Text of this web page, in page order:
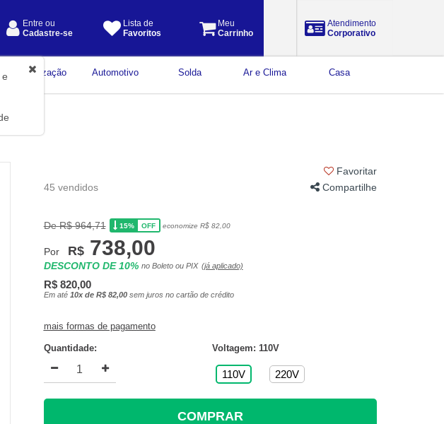
Entre ou
Cadastre-se
Lista de
Favoritos
Meu
Carrinho
Atendimento
Corporativo
Organização Automotivo Solda Ar e Clima Casa
Favoritar
45 vendidos
Compartilhe
De R$ 964,71 15% OFF economize R$ 82,00
Por R$ 738,00
DESCONTO DE 10% no Boleto ou PIX (já aplicado)
R$ 820,00
Em até 10x de R$ 82,00sem juros no cartão de crédito
mais formas de pagamento
Quantidade: Voltagem: 110V
110V 220V
COMPRAR